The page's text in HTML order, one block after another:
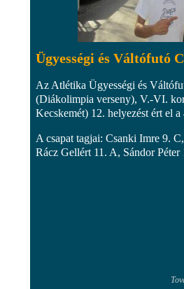
Ügyességi és Váltófutó
Az Atlétika Ügyességi és
(Diákolimpia verseny), V.-VI.
Kecskemét) 12. helyezést ért el
A csapat tagjai: Csanki Imre 9.
Rácz Gellért 11. A, Sándor Péter